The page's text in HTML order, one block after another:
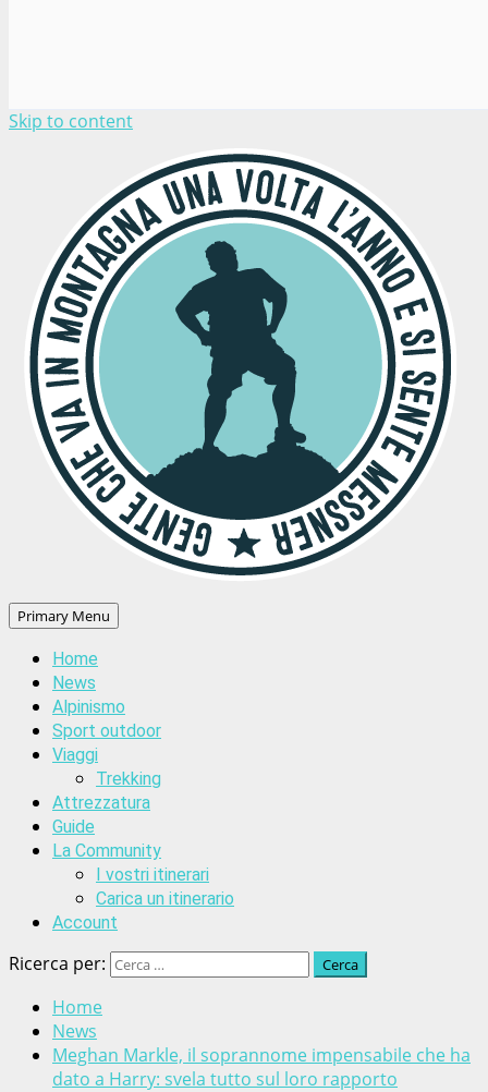
Skip to content
Primary Menu
Home
News
Alpinismo
Sport outdoor
Viaggi
Trekking
Attrezzatura
Guide
La Community
I vostri itinerari
Carica un itinerario
Account
Ricerca per:
Home
News
Meghan Markle, il soprannome impensabile che ha
dato a Harry: svela tutto sul loro rapporto